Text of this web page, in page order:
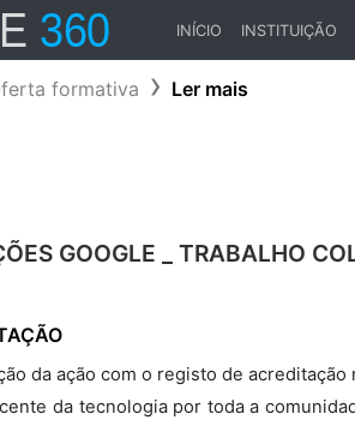
INÍCIO
INSTITUIÇÃO
formativa Ler mais
GOOGLE _ TRABALHO
da ação com o registo de acreditação
da tecnologia por toda a